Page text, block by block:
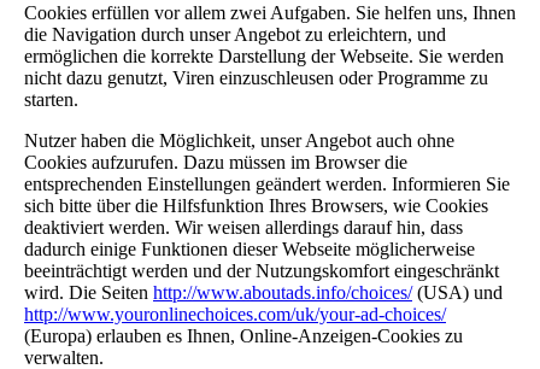
Cookies erfüllen vor allem zwei Aufgaben. Sie helfen uns, Ihnen
die Navigation durch unser Angebot zu erleichtern, und
ermöglichen die korrekte Darstellung der Webseite. Sie werden
nicht dazu genutzt, Viren einzuschleusen oder Programme zu
starten.
Nutzer haben die Möglichkeit, unser Angebot auch ohne
Cookies aufzurufen. Dazu müssen im Browser die
entsprechenden Einstellungen geändert werden. Informieren Sie
sich bitte über die Hilfsfunktion Ihres Browsers, wie Cookies
deaktiviert werden. Wir weisen allerdings darauf hin, dass
dadurch einige Funktionen dieser Webseite möglicherweise
beeinträchtigt werden und der Nutzungskomfort eingeschränkt
wird. Die Seiten http://www.aboutads.info/choices/(USA) und
http://www.youronlinechoices.com/uk/your-ad-choices/
(Europa) erlauben es Ihnen, Online-Anzeigen-Cookies zu
verwalten.